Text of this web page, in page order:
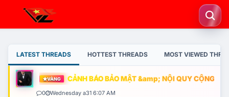
LATEST THREADS HOTTEST THREADS MOST VIEWED
VÀNG CẢNH BÁO BẢO MẬT &amp; NỘI QUY CỘNG
0 Wednesday a31 6:07 AM